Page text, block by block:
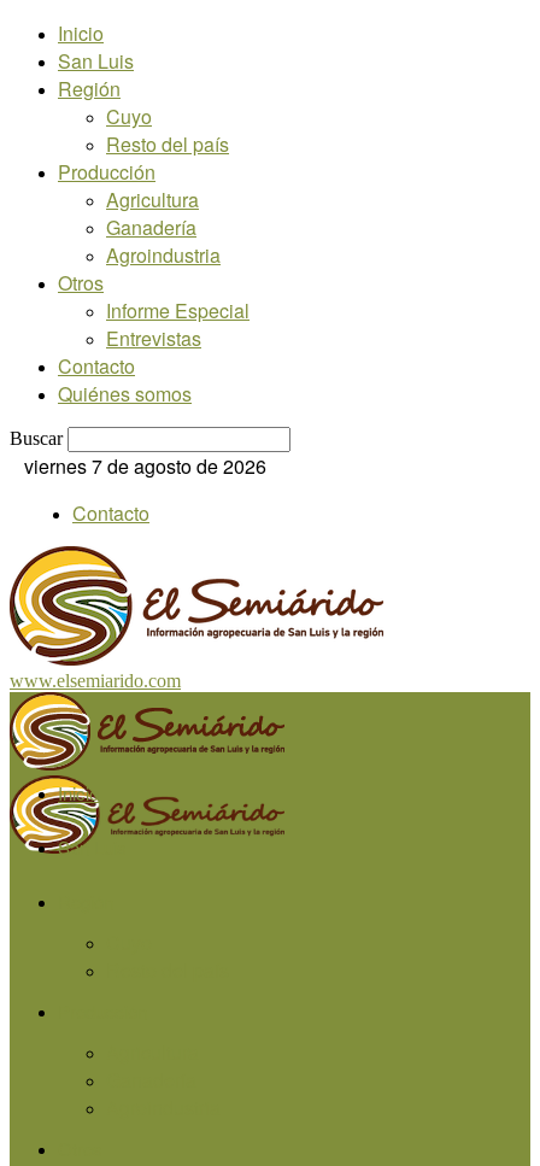
Inicio
San Luis
Región
Cuyo
Resto del país
Producción
Agricultura
Ganadería
Agroindustria
Otros
Informe Especial
Entrevistas
Contacto
Quiénes somos
Buscar
viernes 7 de agosto de 2026
Contacto
www.elsemiarido.com
Inicio
San Luis